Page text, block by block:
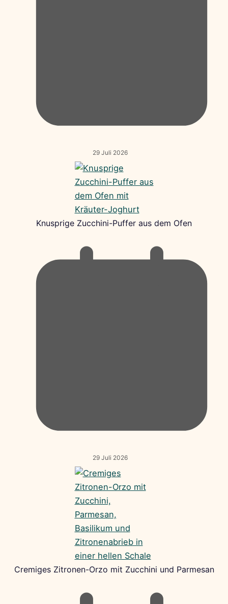
29 Juli 2026
Knusprige Zucchini-Puffer aus dem Ofen
29 Juli 2026
Cremiges Zitronen-Orzo mit Zucchini und Parmesan